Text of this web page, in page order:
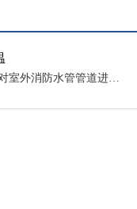
成都消防水管橡塑铝皮保温是对室外消防水管管道进行的防腐保温施工，可以采用橡塑保温材料+铝皮外保护的施工方法，具体的施工方案，施工措施，在考察现场后可根据实情制定管道保温工程施工组织设计。在消防水管铝皮保温施工时，我们应该...